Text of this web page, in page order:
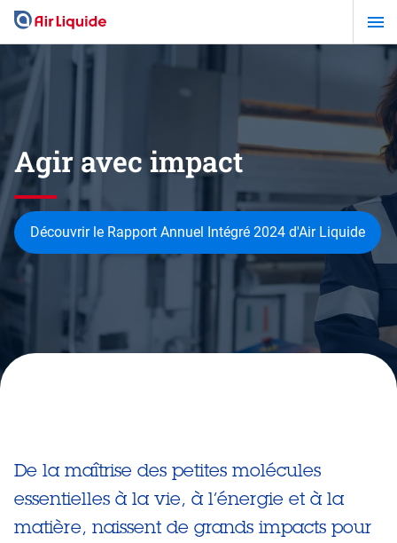
Aller
contenu
Agir avec impact
Découvrir le Rapport Annuel Intégré 2024 d'Air Liquide
De la maîtrise des petites molécules
essentielles à la vie, à l’énergie et à la
matière, naissent de grands impacts pour